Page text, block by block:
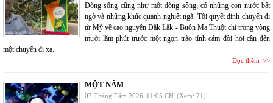
Dòng sống cũng như một dòng sông; có những con nước bất
ngờ và những khúc quanh nghiệt ngã. Tôi quyết định chuyến đi
từ Mỹ về cao nguyên Đắk Lắk - Buôn Ma Thuột chỉ trong vòng
mười lăm phút trước một ngọn trào tỉnh cảm đòi hỏi cần đến
một chuyến đi xa.
Đọc thêm
MỘT NĂM
07 Tháng Tám 2026 11:05 CH (Xem: 71)